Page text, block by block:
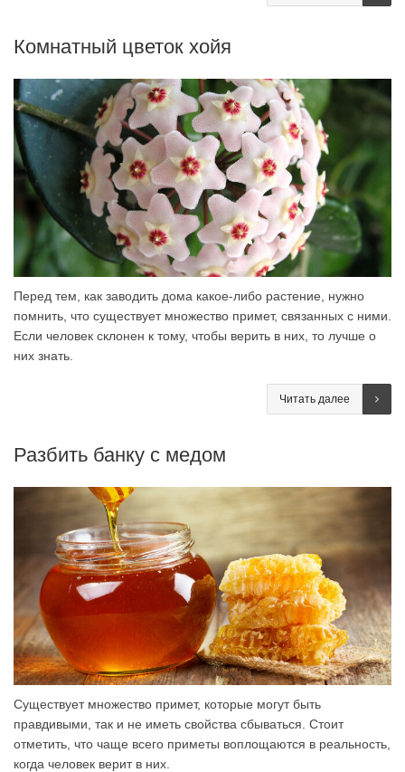
Комнатный цветок хойя
Перед тем, как заводить дома какое-либо растение, нужно
помнить, что существует множество примет, связанных с ними.
Если человек склонен к тому, чтобы верить в них, то лучше о
них знать.
Читать далее
Разбить банку с медом
Существует множество примет, которые могут быть
правдивыми, так и не иметь свойства сбываться. Стоит
отметить, что чаще всего приметы воплощаются в реальность,
когда человек верит в них.